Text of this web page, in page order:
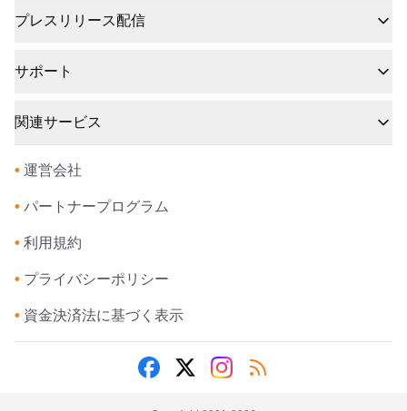
プレスリリース配信
サポート
関連サービス
• 運営会社
• パートナープログラム
• 利用規約
• プライバシーポリシー
• 資金決済法に基づく表示